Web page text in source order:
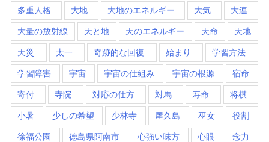
多重人格 大地 大地のエネルギー 大気 大連
大量の放射線 天と地 天のエネルギー 天命 天地
天災 太一 奇跡的な回復 始まり 学習方法
学習障害 宇宙 宇宙の仕組み 宇宙の根源 宿命
寄付 寺院 対応の仕方 対馬 寿命 将棋
小暑 少しの希望 少林寺 屋久島 巫女 役割
徐福公園 徳島県阿南市 心強い味方 心眼 念力